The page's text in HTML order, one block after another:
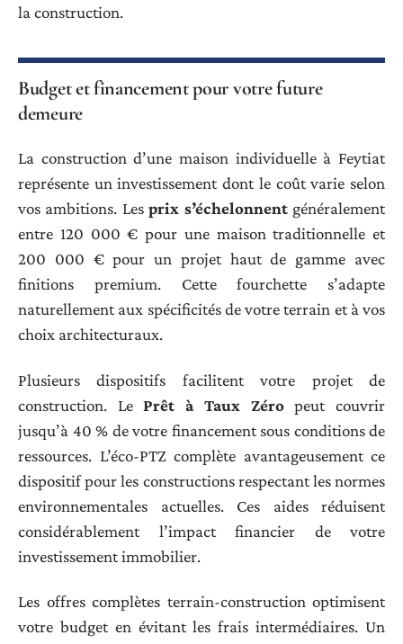
la construction.
Budget et financement pour votre future
demeure
La construction d’une maison individuelle à Feytiat
représente un investissement dont le coût varie selon
vos ambitions. Lesprix s’échelonnentgénéralement
entre 120 000 € pour une maison traditionnelle et
200 000 € pour un projet haut de gamme avec
finitions premium. Cette fourchette s’adapte
naturellement aux spécificités de votre terrain et à vos
choix architecturaux.
Plusieurs dispositifs facilitent votre projet de
construction. LePrêt à Taux Zéropeut couvrir
jusqu’à 40 % de votre financement sous conditions de
ressources. L’éco-PTZ complète avantageusement ce
dispositif pour les constructions respectant les normes
environnementales actuelles. Ces aides réduisent
considérablement l’impact financier de votre
investissement immobilier.
Les offres complètes terrain-construction optimisent
votre budget en évitant les frais intermédiaires. Un